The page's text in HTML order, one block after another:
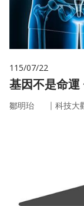
115/07/22
鄒明珆 ｜ 科技大